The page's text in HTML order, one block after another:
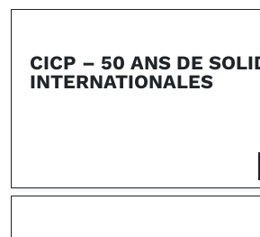
CICP – 50 ANS DE
INTERNATIONALES